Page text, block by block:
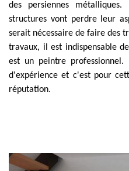
des persiennes
structures vont perdre leur
serait nécessaire de faire des
travaux, il est indispensable
est un peintre professionnel.
d'expérience et c'est pour
réputation.